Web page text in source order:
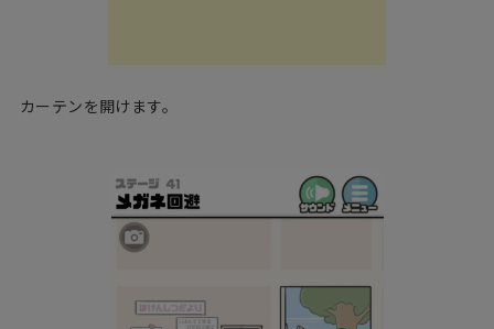
カーテンを開けます。